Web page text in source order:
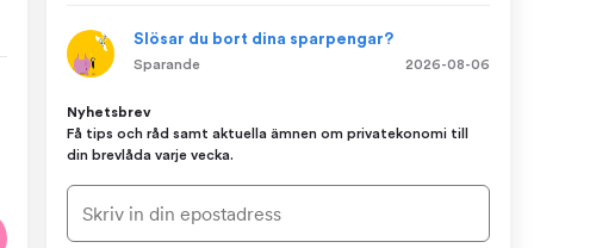
Slösar du bort dina sparpengar?
Sparande 2026-08-06
Nyhetsbrev
Få tips och råd samt aktuella ämnen om privatekonomi till
din brevlåda varje vecka.